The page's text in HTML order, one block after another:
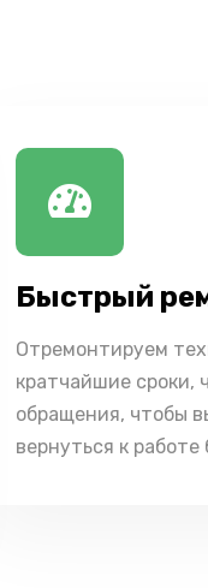
Быстрый
Отремонтируем
кратчайшие сроки,
обращения, чтобы
вернуться к